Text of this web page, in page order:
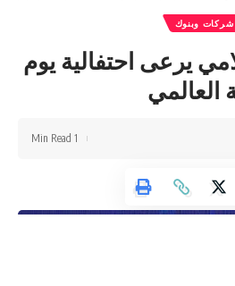
شركات وبنوك
يرعى احتفالية يوم
العالمي
1 Min Read